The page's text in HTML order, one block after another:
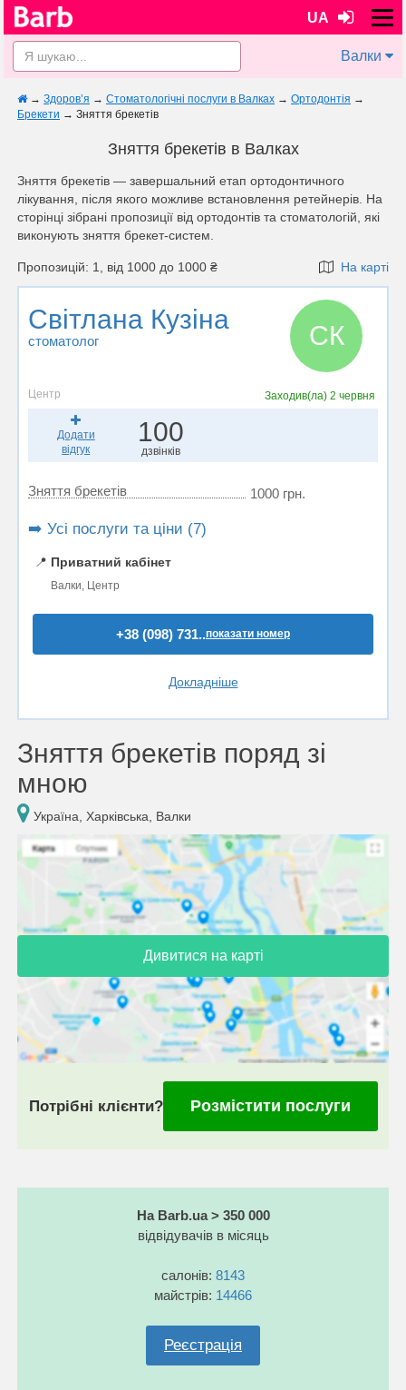
UA
Валки
→ Здоров’я → Стоматологічні послуги в Валках → Ортодонтія →
Брекети → Зняття брекетів
Зняття брекетів в Валках
Зняття брекетів — завершальний етап ортодонтичного
лікування, після якого можливе встановлення ретейнерів. На
сторінці зібрані пропозиції від ортодонтів та стоматологій, які
виконують зняття брекет-систем.
Пропозицій: 1, від 1000 до 1000 ₴ На карті
Світлана Кузіна
стоматолог СК
Центр Заходив(ла) 2 червня
Додати
відгук
100
дзвінків
Зняття брекетів 1000 грн.
➡️ Усі послуги та ціни (7)
📍 Приватний кабінет
Валки, Центр
+38 (098) 731..показати номер
Докладніше
Зняття брекетів поряд зі
мною
Україна, Харківська, Валки
Дивитися на карті
Потрібні клієнти? Розмістити послуги
На Barb.ua > 350 000
відвідувачів в місяць
салонів: 8143
майстрів: 14466
Реєстрація